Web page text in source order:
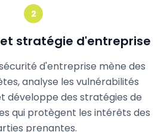
2
stratégie d'entreprise
d'entreprise mène des
analyse les vulnérabilités
développe des stratégies de
qui protègent les intérêts des
prenantes.